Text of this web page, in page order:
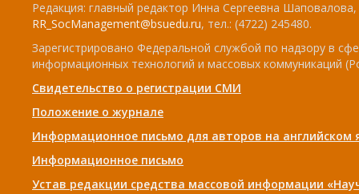
Редакция: главный редактор Инна Сергеевна
RR_SocManagement@bsuedu.ru, тел.: (4722) 245480.
Зарегистрировано Федеральной службой по надзору в
информационных технологий и массовых коммуникаций
Свидетельство о регистрации СМИ
Положение о журнале
Информационное письмо для авторов на английском
Информационное письмо
Устав редакции средства массовой информации